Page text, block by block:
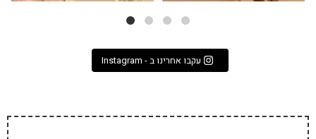
עקבו אחרינו ב - Instagram